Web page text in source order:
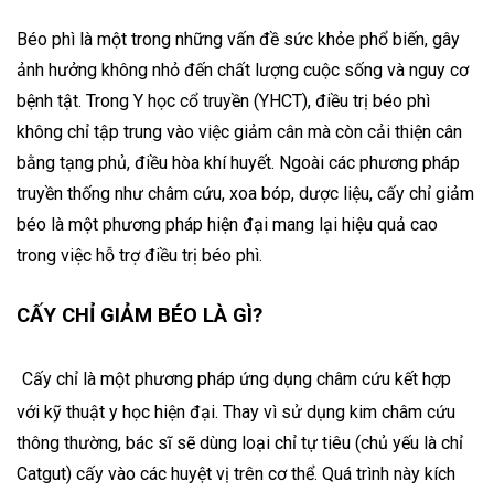
Béo phì là một trong những vấn đề sức khỏe phổ biến, gây
ảnh hưởng không nhỏ đến chất lượng cuộc sống và nguy cơ
bệnh tật. Trong Y học cổ truyền (YHCT), điều trị béo phì
không chỉ tập trung vào việc giảm cân mà còn cải thiện cân
bằng tạng phủ, điều hòa khí huyết. Ngoài các phương pháp
truyền thống như châm cứu, xoa bóp, dược liệu, cấy chỉ giảm
béo là một phương pháp hiện đại mang lại hiệu quả cao
trong việc hỗ trợ điều trị béo phì.
CẤY CHỈ GIẢM BÉO LÀ GÌ?
Cấy chỉ là một phương pháp ứng dụng châm cứu kết hợp
với kỹ thuật y học hiện đại. Thay vì sử dụng kim châm cứu
thông thường, bác sĩ sẽ dùng loại chỉ tự tiêu (chủ yếu là chỉ
Catgut) cấy vào các huyệt vị trên cơ thể. Quá trình này kích